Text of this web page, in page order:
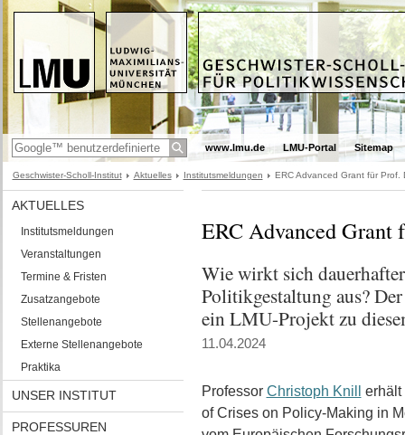
www.lmu.de LMU-Portal Sitemap
Geschwister-Scholl-Institut Aktuelles Institutsmeldungen ERC Advanced Grant für Prof.
AKTUELLES
Institutsmeldungen
Veranstaltungen
Termine & Fristen
Zusatzangebote
Stellenangebote
Externe Stellenangebote
Praktika
UNSER INSTITUT
PROFESSUREN
ERC Advanced
Wie wirkt sich
Politikgestaltung aus?
ein LMU-Projekt zu
11.04.2024
Professor Christoph Knill
erhält
of Crises on Policy-Making in